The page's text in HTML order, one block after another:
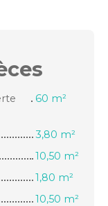
60 m²
3,80 m²
10,50 m²
1,80 m²
10,50 m²